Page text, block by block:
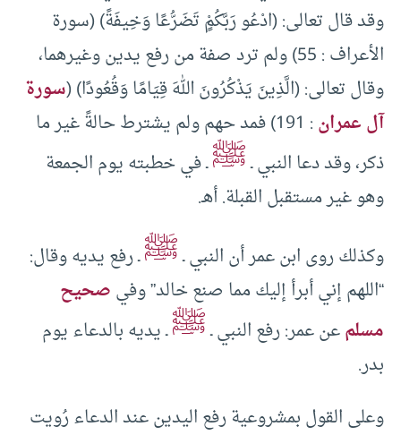
وقد قال تعالى: (ادْعُو رَبَّكُمٍْ تَضَرُّعًا وَخِيفَةً) (سورة
الأعراف : 55) ولم ترد صفة من رفع يدين وغيرهما،
وقال تعالى: (الَّذِينَ يَذْكُرُونَ اللهَ قِيَامًا وَقُعُودًا) (سورة
آل عمران
: 191) فمد حهم ولم يشترط حالةً غير ما
ذكر، وقد دعا النبي ـﷺـ في خطبته يوم الجمعة
وهو غير مستقبل القبلة. أهـ.
وكذلك روى ابن عمر أن النبي ـﷺـ رفع يديه وقال:
“اللهم إني أبرأ إليك مما صنع خالد” وفيصحيح
مسلمعن عمر: رفع النبي ـﷺـ يديه بالدعاء يوم
بدر.
وعلى القول بمشروعية رفع اليدين عند الدعاء رُويت